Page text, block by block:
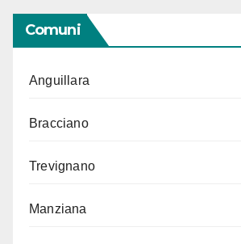
Comuni
Anguillara
Bracciano
Trevignano
Manziana